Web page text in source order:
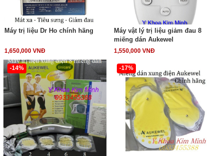
Máy trị liệu Dr Ho chính hãng
1,650,000 VNĐ
Máy vật lý trị liệu giảm đau 8
miếng dán Aukewel
1,550,000 VNĐ
-14% -17%